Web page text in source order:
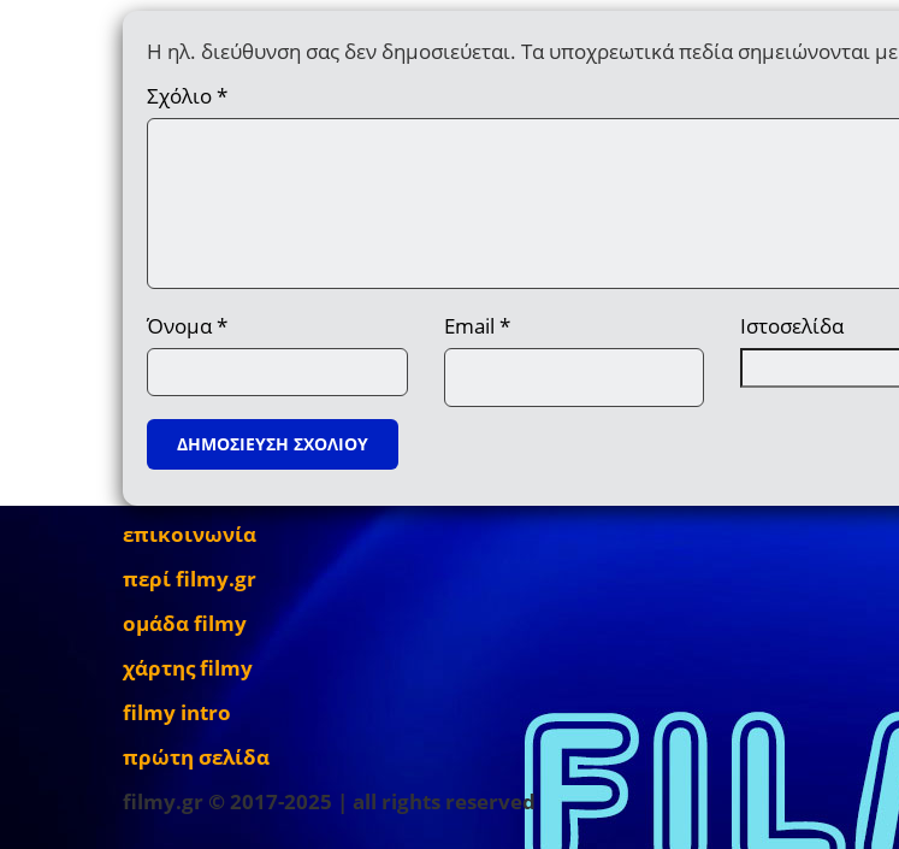
Η ηλ. διεύθυνση σας δεν δημοσιεύεται. Τα υποχρεωτικά πεδία σημειώνονται με
Σχόλιο*
Όνομα* Email * Ιστοσελίδα
επικοινωνία
περί filmy.gr
ομάδα filmy
χάρτης filmy
filmy intro
πρώτη σελίδα
filmy.gr © 2017-2025 | all rights reserved